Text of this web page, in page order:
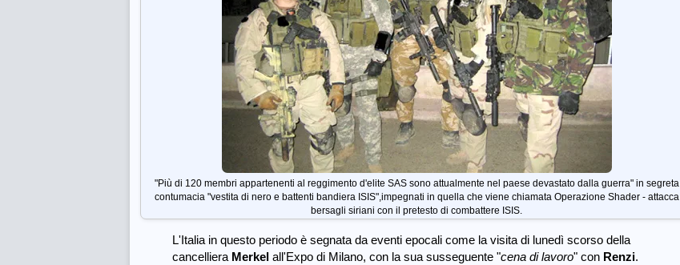
"Più di 120 membri appartenenti al reggimento d'elite SAS sono attualmente nel paese devastato dalla guerra" in segreta
contumacia "vestita di nero e battenti bandiera ISIS",impegnati in quella che viene chiamata Operazione Shader - attacca
bersagli siriani con il pretesto di combattere ISIS.
L'Italia in questo periodo è segnata da eventi epocali come la visita di lunedì scorso della
cancelliera Merkel all'Expo di Milano, con la sua susseguente "cena di lavoro" con Renzi.